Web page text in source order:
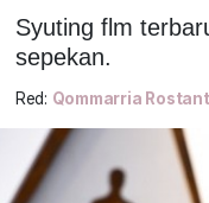
Syuting flm
sepekan.
Red: Qommarria